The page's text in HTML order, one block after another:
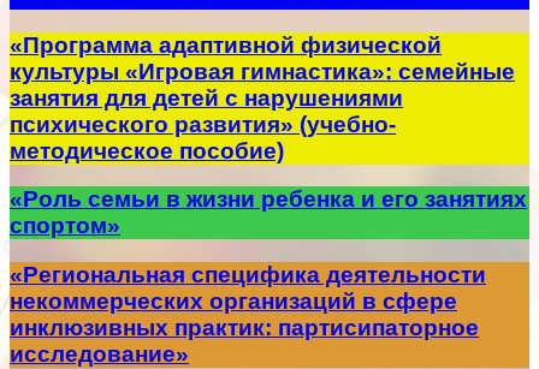
«Программа адаптивной физической
культуры «Игровая гимнастика»: семейные
занятия для детей с нарушениями
психического развития» (учебно-
методическое пособие)
«Роль семьи в жизни ребенка и его занятиях
спортом»
«Региональная специфика деятельности
некоммерческих организаций в сфере
инклюзивных практик: партисипаторное
исследование»